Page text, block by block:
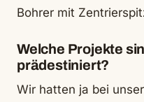
Bohrer mit
Welche Projekte
prädestiniert?
Wir hatten ja bei